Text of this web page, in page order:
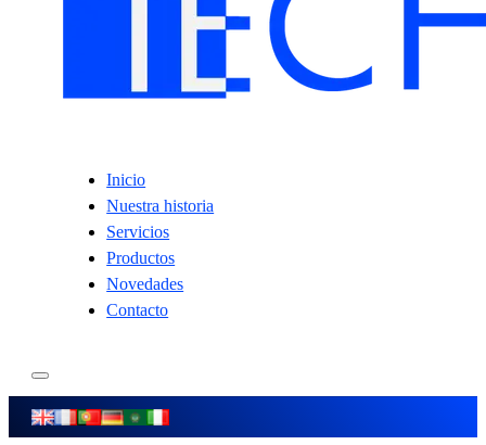
Inicio
Nuestra historia
Servicios
Productos
Novedades
Contacto